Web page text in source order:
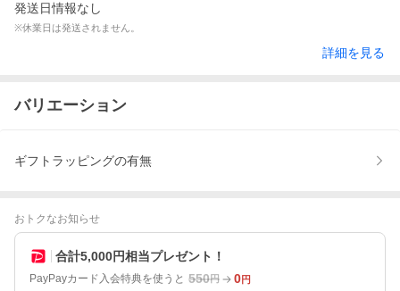
発送日情報なし
※休業日は発送されません。
詳細を見る
バリエーション
ギフトラッピングの有無
おトクなお知らせ
合計5,000円相当プレゼント！
PayPayカード入会特典を使うと 550円 0円